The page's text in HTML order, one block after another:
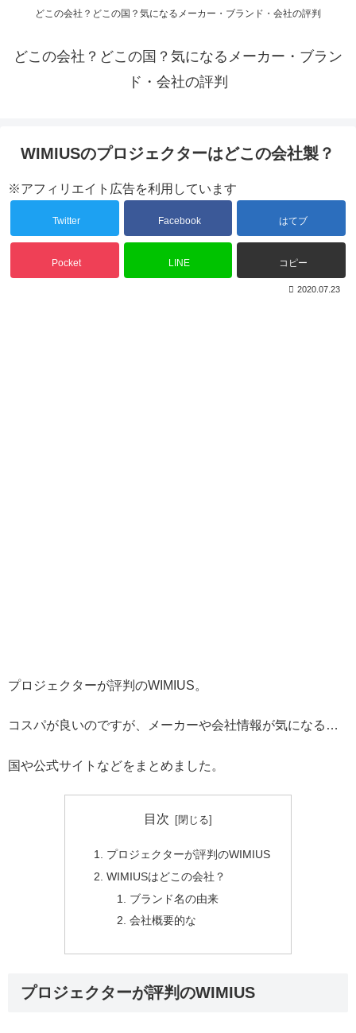
どこの会社？どこの国？気になるメーカー・ブランド・会社の評判
どこの会社？どこの国？気になるメーカー・ブラン
ド・会社の評判
WIMIUSのプロジェクターはどこの会社製？
※アフィリエイト広告を利用しています
Twitter Facebook はてブ
Pocket LINE コピー
2020.07.23
プロジェクターが評判のWIMIUS。
コスパが良いのですが、メーカーや会社情報が気になる…
国や公式サイトなどをまとめました。
目次
プロジェクターが評判のWIMIUS
WIMIUSはどこの会社？
ブランド名の由来
会社概要的な
プロジェクターが評判のWIMIUS